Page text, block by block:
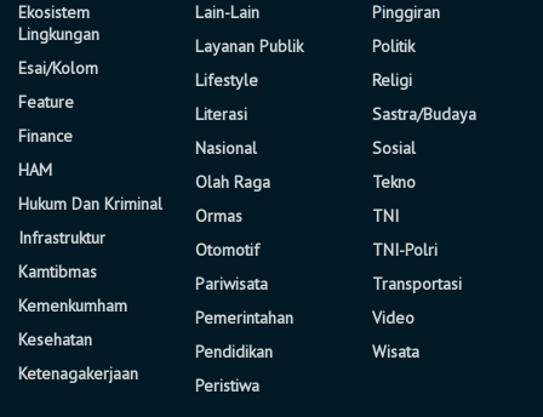
Ekosistem
Lingkungan
Esai/Kolom
Feature
Finance
HAM
Hukum Dan Kriminal
Infrastruktur
Kamtibmas
Kemenkumham
Kesehatan
Ketenagakerjaan
Lain-Lain
Layanan Publik
Lifestyle
Literasi
Nasional
Olah Raga
Ormas
Otomotif
Pariwisata
Pemerintahan
Pendidikan
Peristiwa
Pinggiran
Politik
Religi
Sastra/Budaya
Sosial
Tekno
TNI
TNI-Polri
Transportasi
Video
Wisata